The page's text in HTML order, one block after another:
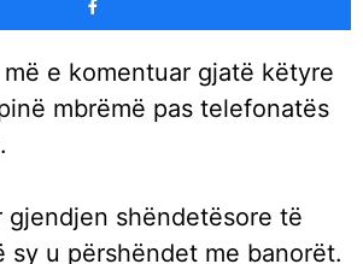
më e komentuar gjatë këtyre
mbrëmë pas telefonatës
gjendjen shëndetësore të
sy u përshëndet me banorët.